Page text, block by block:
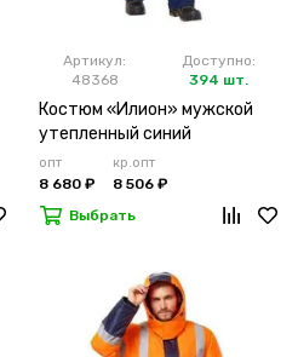
Артикул:
48368
Доступно:
394 шт.
Костюм «Илион» мужской
утепленный синий
опт
8 680 ₽
кр.опт
8 506 ₽
Выбрать